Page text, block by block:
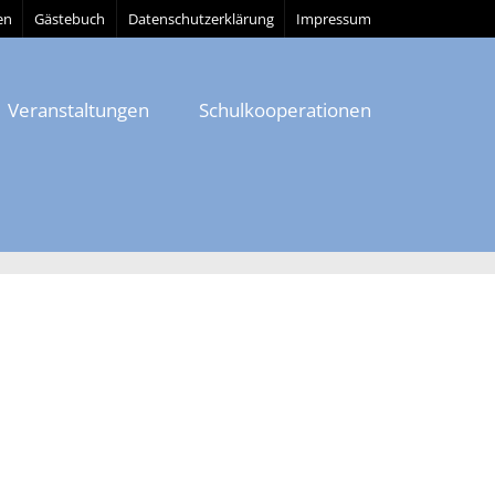
Gästebuch Datenschutzerklärung Impressum
Veranstaltungen Schulkooperationen